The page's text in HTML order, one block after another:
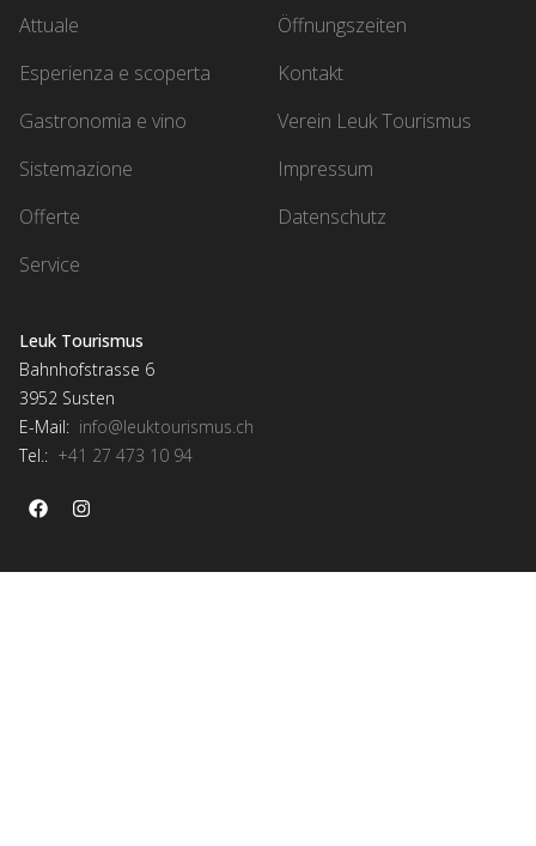
Attuale
Esperienza e scoperta
Gastronomia e vino
Sistemazione
Offerte
Service
Öffnungszeiten
Kontakt
Verein Leuk Tourismus
Impressum
Datenschutz
Leuk Tourismus
Bahnhofstrasse 6
3952 Susten
E-Mail: info@leuktourismus.ch
Tel.: +41 27 473 10 94